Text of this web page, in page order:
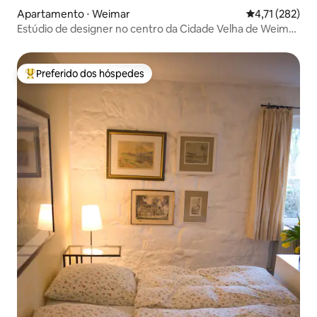
Apartamento ⋅ Weimar 4,71 de uma
4,71 (282)
Estúdio de designer no centro da Cidade Velha de Weimar
Entre os melhores preferidos dos hóspedes
Preferido dos hóspedes